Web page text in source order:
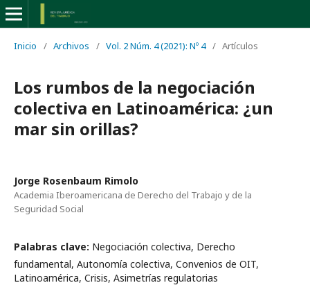
Inicio / Archivos / Vol. 2 Núm. 4 (2021): Nº 4 / Artículos
Los rumbos de la negociación
colectiva en Latinoamérica: ¿un
mar sin orillas?
Jorge Rosenbaum Rimolo
Academia Iberoamericana de Derecho del Trabajo y de la
Seguridad Social
Palabras clave: Negociación colectiva, Derecho
fundamental, Autonomía colectiva, Convenios de OIT,
Latinoamérica, Crisis, Asimetrías regulatorias